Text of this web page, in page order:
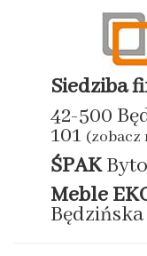
Siedziba
42-500
101 (zobacz
ŚPAK
Meble